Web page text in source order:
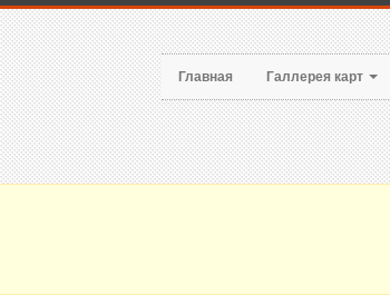
Главная Галлерея карт